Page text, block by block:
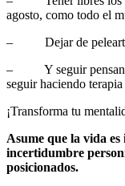
agosto, como todo el
– Dejar de pelearte
– Y seguir pensando
seguir haciendo
¡Transforma tu
Asume que la vida
incertidumbre
posicionados.